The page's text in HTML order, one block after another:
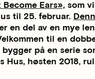
Ears», som
til 25. februar.
en del av en mye
til en
på en serie
Hus, høsten 2018,